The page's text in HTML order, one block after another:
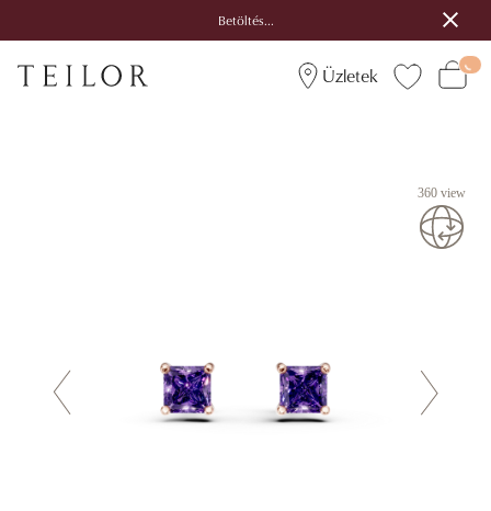
Betöltés...
Üzletek
360 view